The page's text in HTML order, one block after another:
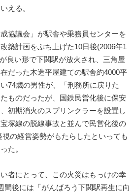
える。
協議会」が駅舎や乗務員センターを
築計画をぶち上げた10日後(2006年1
良い形で下関駅が放火され、三角屋
だった木造平屋建ての駅舎約4000平
74歳の男性が、「刑務所に戻りた
ものだったが、国鉄民営化後に保安
初期消火のスプリンクラーを設置し
塚線の脱線事故と並んで民営化後の
の経営姿勢がもたらしたといっても
た。
者にとって、この火災はもっけの幸
間後には「がんばろう下関駅再生に向